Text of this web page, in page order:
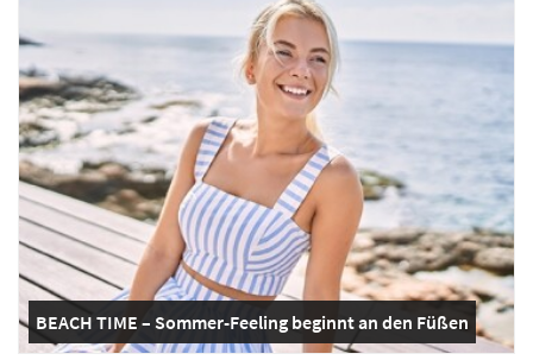
BEACH TIME – Sommer-Feeling beginnt an den Füßen